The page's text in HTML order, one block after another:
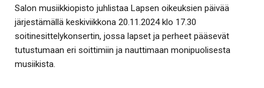
Salon musiikkiopisto juhlistaa Lapsen oikeuksien päivää
järjestämällä keskiviikkona 20.11.2024 klo 17.30
soitinesittelykonsertin, jossa lapset ja perheet pääsevät
tutustumaan eri soittimiin ja nauttimaan monipuolisesta
musiikista.